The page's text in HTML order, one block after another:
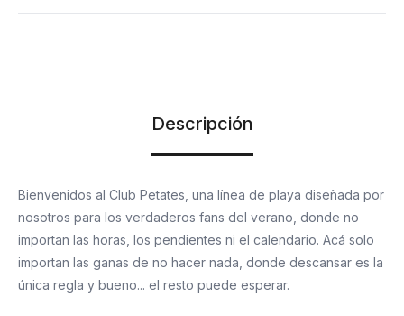
Medidas toalla: 1.78 cm de largo x 88 cm de ancho.
Descripción
Bienvenidos al Club Petates, una línea de playa diseñada por
nosotros para los verdaderos fans del verano, donde no
importan las horas, los pendientes ni el calendario. Acá solo
importan las ganas de no hacer nada, donde descansar es la
única regla y bueno... el resto puede esperar.